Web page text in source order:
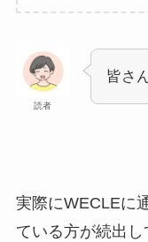
読者
皆さ
実際にWECLEに
ている方が続出し